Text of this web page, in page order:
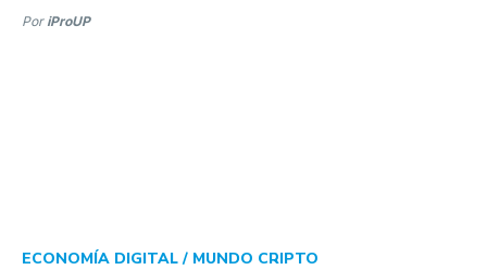
Por iProUP
ECONOMÍA DIGITAL / MUNDO CRIPTO